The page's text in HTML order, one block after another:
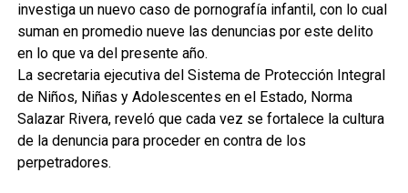
investiga un nuevo caso de pornografía infantil, con lo cual
suman en promedio nueve las denuncias por este delito
en lo que va del presente año.
La secretaria ejecutiva del Sistema de Protección Integral
de Niños, Niñas y Adolescentes en el Estado, Norma
Salazar Rivera, reveló que cada vez se fortalece la cultura
de la denuncia para proceder en contra de los
perpetradores.